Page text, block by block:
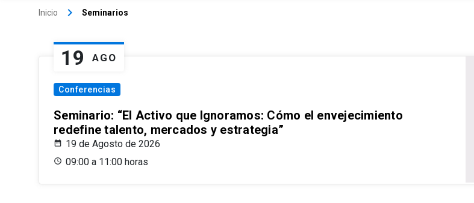
Inicio keyboard_arrow_right Seminarios
19 AGO
Conferencias
Seminario: “El Activo que Ignoramos: Cómo el envejecimiento
redefine talento, mercados y estrategia”
19 de Agosto de 2026
09:00 a 11:00 horas